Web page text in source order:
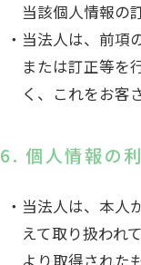
当該個人情報の
当法人は、前項
または訂正等を
く、これをお客
6. 個人情報の
当法人は、本人
えて取り扱われ
より取得された